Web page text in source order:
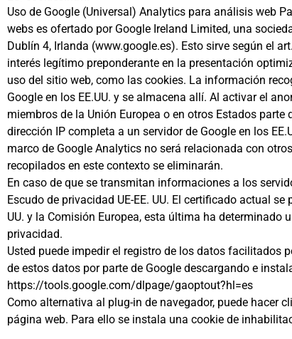
Uso de Google (Universal) Analytics para análisis web
webs es ofertado por Google Ireland Limited, una
Dublín 4, Irlanda (www.google.es). Esto sirve según el
interés legítimo preponderante en la presentación
uso del sitio web, como las cookies. La información
Google en los EE.UU. y se almacena allí. Al activar el
miembros de la Unión Europea o en otros Estados
dirección IP completa a un servidor de Google en los
marco de Google Analytics no será relacionada con
recopilados en este contexto se eliminarán.
En caso de que se transmitan informaciones a los
Escudo de privacidad UE-EE. UU. El certificado actual
UU. y la Comisión Europea, esta última ha
privacidad.
Usted puede impedir el registro de los datos facilitados
de estos datos por parte de Google descargando e
https://tools.google.com/dlpage/gaoptout?hl=es
Como alternativa al plug-in de navegador, puede hacer
página web. Para ello se instala una cookie de